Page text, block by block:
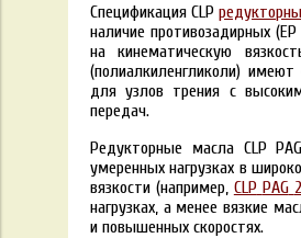
Спецификация CLP
наличие противозадирных
на кинематическую
(полиалкиленгликоли)
для узлов трения с
передач.
Редукторные масла CLPPAG
умеренных нагрузках в
вязкости (например, CLP PAG
нагрузках, а менее вязкие
и повышенных скоростях.